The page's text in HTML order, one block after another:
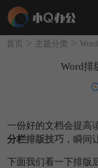
首页 > 主题分类 >
Word排
一份好的文档会提高
分栏排版技巧，瞬间
下面我们看一下排版